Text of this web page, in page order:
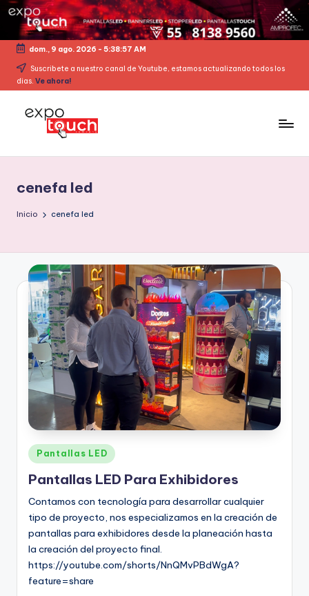
dom., 9 ago. 2026 - 5:38:58 AM
Suscribete a nuestro canal de Youtube, estamos actualizando todos los
dias. Ve ahora!
cenefa led
Inicio cenefa led
Pantallas LED
Pantallas LED Para Exhibidores
Contamos con tecnología para desarrollar cualquier
tipo de proyecto, nos especializamos en la creación de
pantallas para exhibidores desde la planeación hasta
la creación del proyecto final.
https://youtube.com/shorts/NnQMvPBdWgA?
feature=share